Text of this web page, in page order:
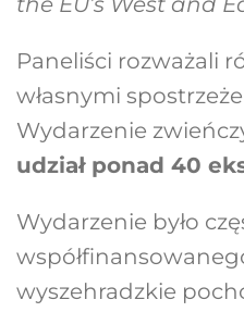
Paneliści rozważali
własnymi
Wydarzenie
udział ponad 40
Wydarzenie było
wyszehradzkie